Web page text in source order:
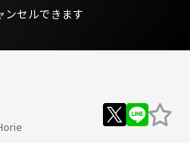
ンセルできます